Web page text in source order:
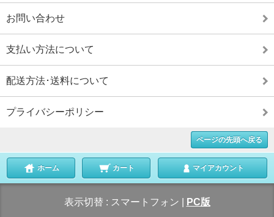
お問い合わせ
支払い方法について
配送方法･送料について
プライバシーポリシー
ページの先頭へ戻る
ホーム カート マイアカウント
表示切替 : スマートフォン PC版